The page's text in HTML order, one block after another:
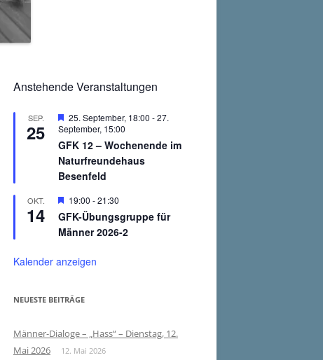
Anstehende Veranstaltungen
SEP.
25
Hervorgehoben
25. September, 18:00 -27.
September, 15:00
GFK 12 – Wochenende im
Naturfreundehaus
Besenfeld
OKT.
14
Hervorgehoben
19:00 -21:30
GFK-Übungsgruppe für
Männer 2026-2
Kalender anzeigen
NEUESTE BEITRÄGE
Männer-Dialoge – „Hass“ – Dienstag, 12.
Mai 2026
12. Mai 2026